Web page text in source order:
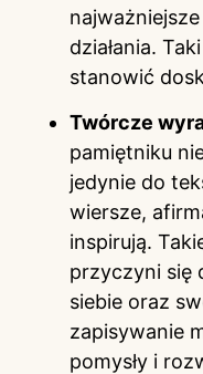
działania.
stanowić
Twórcze
pamiętniku
jedynie do
wiersze,
inspirują.
przyczyni się
siebie oraz
zapisywanie
pomysły i